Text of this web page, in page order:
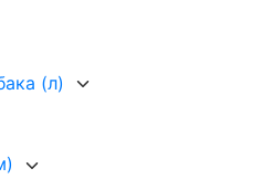
(л)